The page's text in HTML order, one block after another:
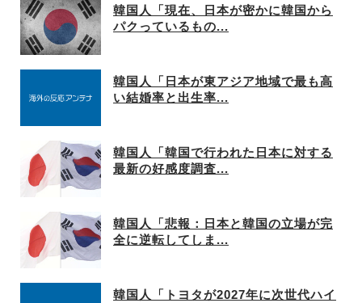
韓国人「現在、日本が密かに韓国から
パクっているもの...
韓国人「日本が東アジア地域で最も高
い結婚率と出生率...
韓国人「韓国で行われた日本に対する
最新の好感度調査...
韓国人「悲報：日本と韓国の立場が完
全に逆転してしま...
韓国人「トヨタが2027年に次世代ハイ